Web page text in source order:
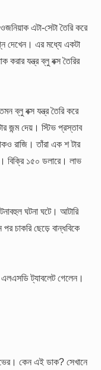
এটা-সেটা তৈরি করে
দেখেন। এর মধ্যে একটা
যন্ত্র ব্লু বক্স তৈরির
ব্লু বক্স যন্ত্র তৈরি করে
জন্ম দেয়। স্টিভ প্রস্তাব
রাজি। তাঁরা এক শ টার
বিক্রি ১৫০ ডলারে। লাভ
ঘটনা ঘটে। আটারি
চাকরি ছেড়ে বান্ধবিকে
ট্যাবলেট গেলেন।
কেন এই ডাক? সেখানে